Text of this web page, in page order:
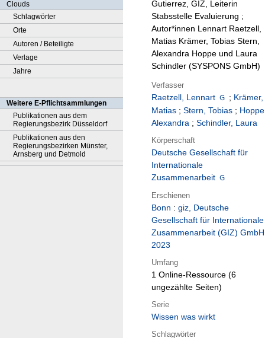
Clouds
Schlagwörter
Orte
Autoren / Beteiligte
Verlage
Jahre
Weitere E-Pflichtsammlungen
Publikationen aus dem
Regierungsbezirk Düsseldorf
Publikationen aus den
Regierungsbezirken Münster,
Arnsberg und Detmold
Gutierrez, GIZ, Leiterin
Stabsstelle Evaluierung ;
Autor*innen Lennart Raetzell,
Matias Krämer, Tobias Stern,
Alexandra Hoppe und Laura
Schindler (SYSPONS GmbH)
Verfasser
Raetzell, Lennart ; Krämer,
Matias ; Stern, Tobias ;
Alexandra ; Schindler, Laura
Körperschaft
Deutsche Gesellschaft für
Internationale
Zusammenarbeit
Erschienen
Bonn : giz, Deutsche
Gesellschaft für Internationale
Zusammenarbeit (GIZ) GmbH
2023
Umfang
1 Online-Ressource (6
ungezählte Seiten)
Serie
Wissen was wirkt
Schlagwörter